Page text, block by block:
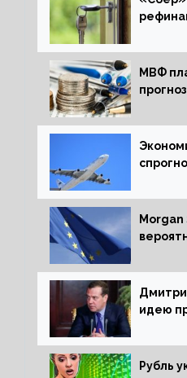
МВФ
России
Morgan
идею
Рубль